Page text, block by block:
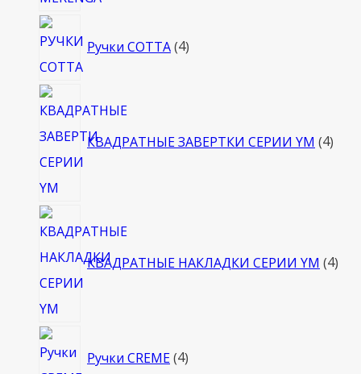
Ручки COTTA 4товара
КВАДРАТНЫЕ ЗАВЕРТКИ СЕРИИ YM 4
КВАДРАТНЫЕ НАКЛАДКИ СЕРИИ YM 4
Ручки CREME 4товара